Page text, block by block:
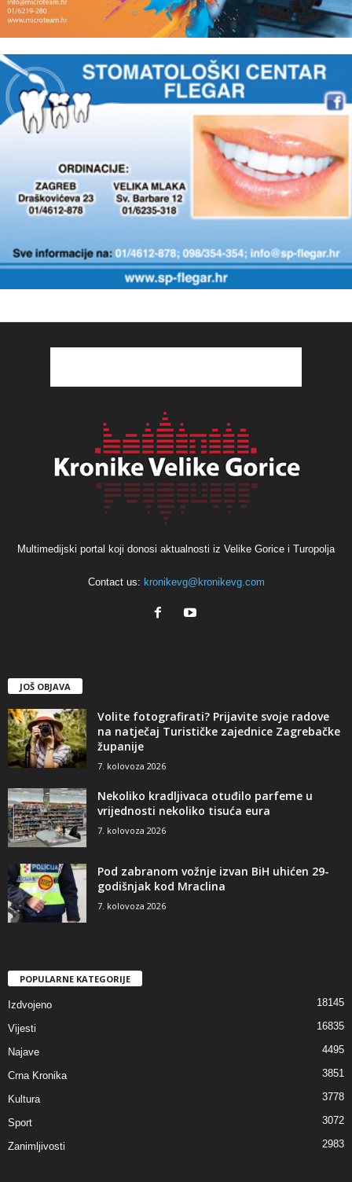
Multimedijski portal koji donosi aktualnosti iz Velike Gorice i Turopolja
Contact us: kronikevg@kronikevg.com
JOŠ OBJAVA
Volite fotografirati? Prijavite svoje radove
na natječaj Turističke zajednice Zagrebačke
županije
7. kolovoza 2026
Nekoliko kradljivaca otuđilo parfeme u
vrijednosti nekoliko tisuća eura
7. kolovoza 2026
Pod zabranom vožnje izvan BiH uhićen 29-
godišnjak kod Mraclina
7. kolovoza 2026
POPULARNE KATEGORIJE
Izdvojeno 18145
Vijesti 16835
Najave 4495
Crna Kronika 3851
Kultura 3778
Sport 3072
Zanimljivosti 2983